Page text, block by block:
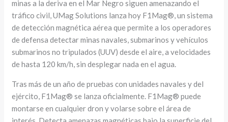
minas a la deriva en el Mar Negro siguen amenazando el
tráfico civil, UMag Solutions lanza hoy F1Mag®, un sistema
de detección magnética aérea que permite a los operadores
de defensa detectar minas navales, submarinos y vehículos
submarinos no tripulados (UUV) desde el aire, a velocidades
de hasta 120 km/h, sin desplegar nada en el agua.
Tras más de un año de pruebas con unidades navales y del
ejército, F1Mag® se lanza oficialmente. F1Mag® puede
montarse en cualquier dron y volarse sobre el área de